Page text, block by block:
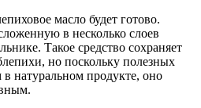
масло будет готово.
в несколько слоев
Такое средство сохраняет
но поскольку полезных
натуральном продукте, оно